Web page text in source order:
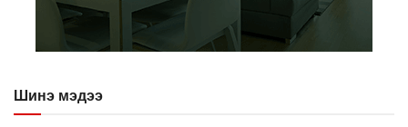
Шинэ мэдээ